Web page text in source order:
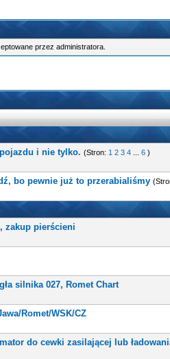
przez administratora.
i nie tylko. (Stron:1 2 3 4 ...6 )
bo pewnie już to przerabialiśmy
zakup pierścieni
silnika 027, Romet Chart
Romet/WSK/CZ
do cewki zasilającej lub